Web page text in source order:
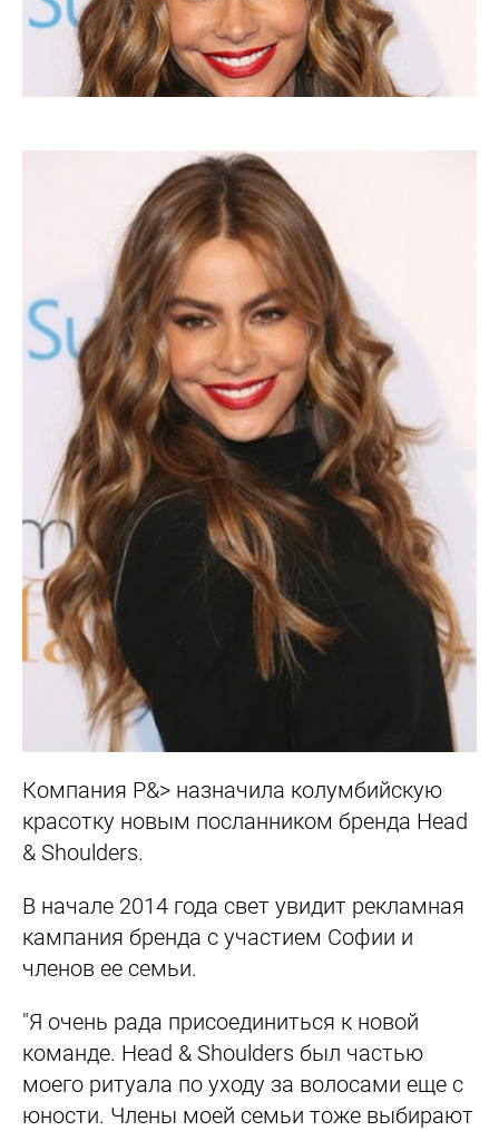
Компания P&> назначила колумбийскую
красотку новым посланником бренда Head
& Shoulders.
В начале 2014 года свет увидит рекламная
кампания бренда с участием Софии и
членов ее семьи.
"Я очень рада присоединиться к новой
команде. Head & Shoulders был частью
моего ритуала по уходу за волосами еще с
юности. Члены моей семьи тоже выбирают